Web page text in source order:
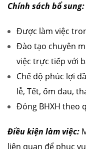
Chính sách bổ sung:
Được làm việc
Đào tạo chuyên
việc trực tiếp với
Chế độ phúc lợi
lễ, Tết, ốm đau,
Đóng BHXH theo
Điều kiện làm việc:
liên quan để phục